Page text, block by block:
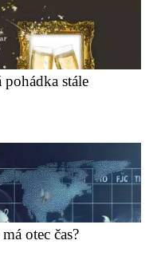
stále
otec čas?